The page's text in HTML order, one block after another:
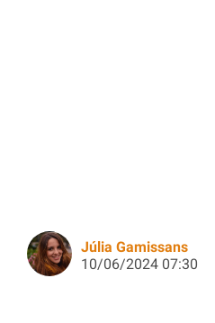
Júlia Gamissans
10/06/2024 07:30